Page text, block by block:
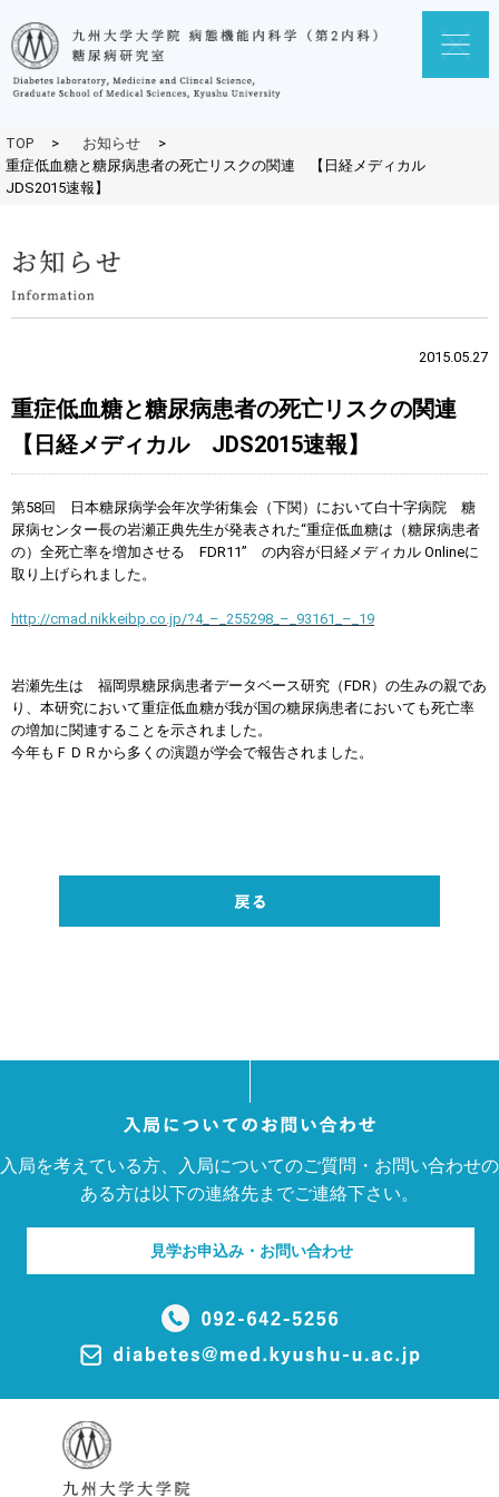
TOP > お知らせ
>
重症低血糖と糖尿病患者の死亡リスクの関連 【日経メディカル
JDS2015速報】
2015.05.27
重症低血糖と糖尿病患者の死亡リスクの関連
【日経メディカル JDS2015速報】
第58回 日本糖尿病学会年次学術集会（下関）において白十字病院 糖
尿病センター長の岩瀬正典先生が発表された“重症低血糖は（糖尿病患者
の）全死亡率を増加させる FDR11” の内容が日経メディカル Onlineに
取り上げられました。
http://cmad.nikkeibp.co.jp/?4_–_255298_–_93161_–_19
岩瀬先生は 福岡県糖尿病患者データベース研究（FDR）の生みの親であ
り、本研究において重症低血糖が我が国の糖尿病患者においても死亡率
の増加に関連することを示されました。
今年もＦＤＲから多くの演題が学会で報告されました。
入局を考えている方、入局についてのご質問・お問い合わせの
ある方は以下の連絡先までご連絡下さい。
見学お申込み・お問い合わせ